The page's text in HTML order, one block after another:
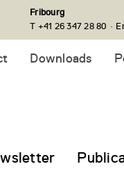
Fribourg
T +41 26 347 28 80 ·
Downloads